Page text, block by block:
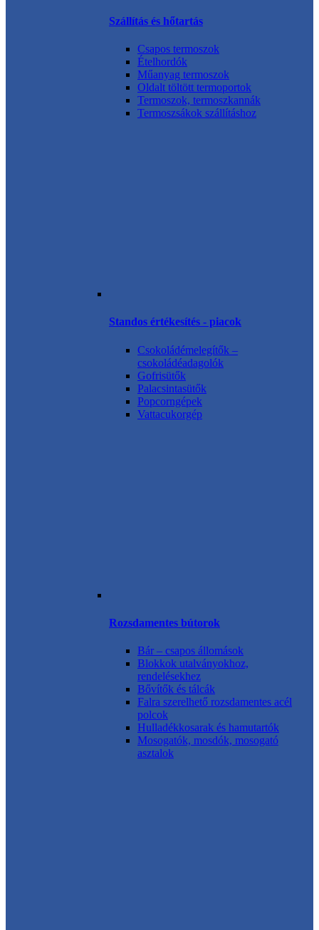
Szállítás és hőtartás
Csapos termoszok
Ételhordók
Műanyag termoszok
Oldalt töltött termoportok
Termoszok, termoszkannák
Termoszsákok szállításhoz
Standos értékesítés - piacok
Csokoládémelegítők –
csokoládéadagolók
Gofrisütők
Palacsintasütők
Popcorngépek
Vattacukorgép
Rozsdamentes bútorok
Bár – csapos állomások
Blokkok utalványokhoz,
rendelésekhez
Bővítők és tálcák
Falra szerelhető rozsdamentes acél
polcok
Hulladékkosarak és hamutartók
Mosogatók, mosdók, mosogató
asztalok